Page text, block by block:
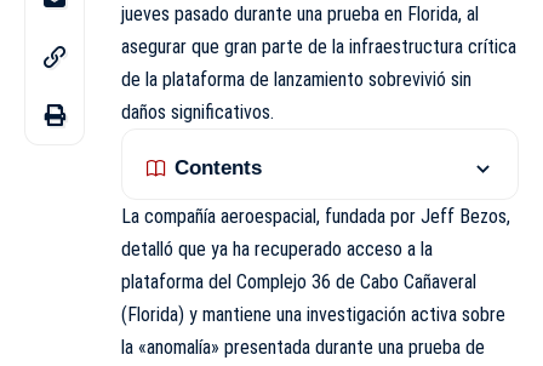
jueves pasado durante una prueba en Florida, al
asegurar que gran parte de la infraestructura crítica
de la plataforma de lanzamiento sobrevivió sin
daños significativos.
Contents
La compañía aeroespacial, fundada por Jeff Bezos,
detalló que ya ha recuperado acceso a la
plataforma del Complejo 36 de Cabo Cañaveral
(Florida) y mantiene una investigación activa sobre
la «anomalía» presentada durante una prueba de